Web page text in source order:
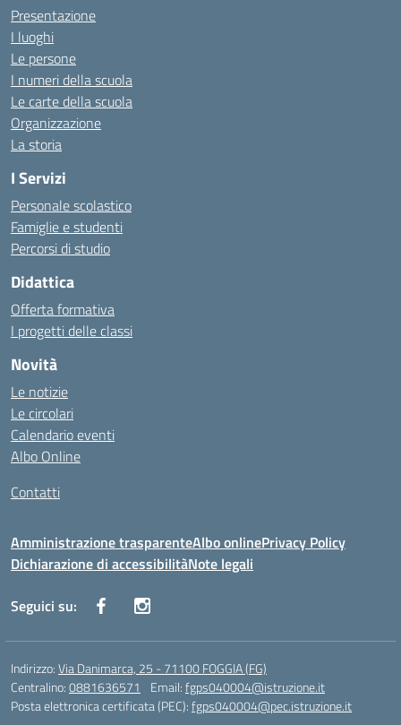
Presentazione
I luoghi
Le persone
I numeri della scuola
Le carte della scuola
Organizzazione
La storia
I Servizi
Personale scolastico
Famiglie e studenti
Percorsi di studio
Didattica
Offerta formativa
I progetti delle classi
Novità
Le notizie
Le circolari
Calendario eventi
Albo Online
Contatti
Amministrazione trasparenteAlbo onlinePrivacy Policy
Dichiarazione di accessibilitàNote legali
Seguici su:
Indirizzo:Via Danimarca, 25 - 71100 FOGGIA (FG)
Centralino:0881636571 Email:fgps040004@istruzione.it
Posta elettronica certificata (PEC):fgps040004@pec.istruzione.it